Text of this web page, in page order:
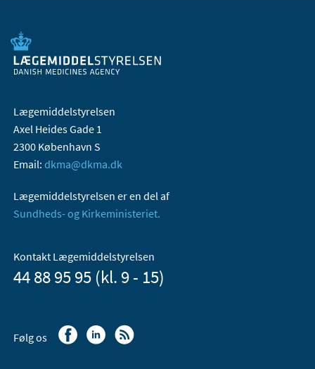
Lægemiddelstyrelsen
Axel Heides Gade 1
2300 København S
Email: dkma@dkma.dk
Lægemiddelstyrelsen er en del af
Sundheds- og Kirkeministeriet.
Kontakt Lægemiddelstyrelsen
44 88 95 95 (kl. 9 - 15)
Følg os